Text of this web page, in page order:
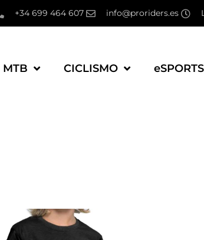
+34 699 464 607 info@proriders.es
MTB CICLISMO eSPORTS